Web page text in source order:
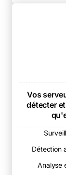
Vos
détecter
Détection
Analyse